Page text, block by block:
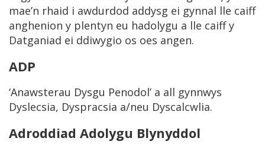
mae’n rhaid i awdurdod addysg ei gynnal lle caiff
anghenion y plentyn eu hadolygu a lle caiff y
Datganiad ei ddiwygio os oes angen.
ADP
‘Anawsterau Dysgu Penodol’ a all gynnwys
Dyslecsia, Dyspracsia a/neu Dyscalcwlia.
Adroddiad Adolygu Blynyddol